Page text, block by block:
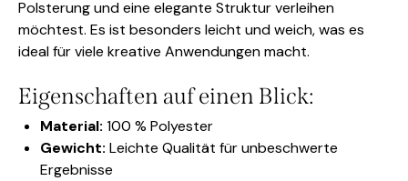
Polsterung und eine elegante Struktur verleihen
möchtest. Es ist besonders leicht und weich, was es
ideal für viele kreative Anwendungen macht.
Eigenschaften auf einen Blick:
Material: 100 % Polyester
Gewicht: Leichte Qualität für unbeschwerte
Ergebnisse